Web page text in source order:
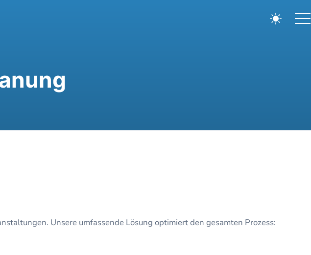
Unsere umfassende Lösung optimiert den gesamten Prozess: